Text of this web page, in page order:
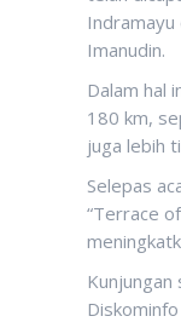
Indramayu
Imanudin.
Dalam hal
180 km,
juga lebih
Selepas
“Terrace